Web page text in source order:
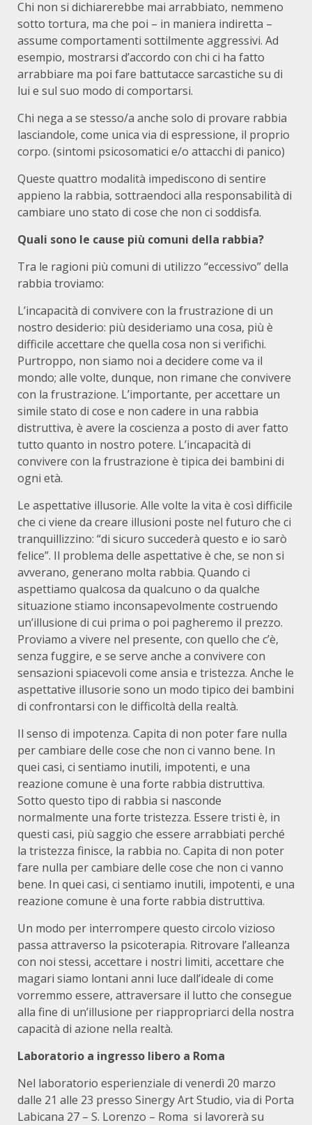
Chi non si dichiarerebbe mai arrabbiato, nemmeno
sotto tortura, ma che poi – in maniera indiretta –
assume comportamenti sottilmente aggressivi. Ad
esempio, mostrarsi d’accordo con chi ci ha fatto
arrabbiare ma poi fare battutacce sarcastiche su di
lui e sul suo modo di comportarsi.
Chi nega a se stesso/a anche solo di provare rabbia
lasciandole, come unica via di espressione, il proprio
corpo. (sintomi psicosomatici e/o attacchi di panico)
Queste quattro modalità impediscono di sentire
appieno la rabbia, sottraendoci alla responsabilità di
cambiare uno stato di cose che non ci soddisfa.
Quali sono le cause più comuni della rabbia?
Tra le ragioni più comuni di utilizzo “eccessivo” della
rabbia troviamo:
L’incapacità di convivere con la frustrazione di un
nostro desiderio: più desideriamo una cosa, più è
difficile accettare che quella cosa non si verifichi.
Purtroppo, non siamo noi a decidere come va il
mondo; alle volte, dunque, non rimane che convivere
con la frustrazione. L’importante, per accettare un
simile stato di cose e non cadere in una rabbia
distruttiva, è avere la coscienza a posto di aver fatto
tutto quanto in nostro potere. L’incapacità di
convivere con la frustrazione è tipica dei bambini di
ogni età.
Le aspettative illusorie. Alle volte la vita è così difficile
che ci viene da creare illusioni poste nel futuro che ci
tranquillizzino: “di sicuro succederà questo e io sarò
felice”. Il problema delle aspettative è che, se non si
avverano, generano molta rabbia. Quando ci
aspettiamo qualcosa da qualcuno o da qualche
situazione stiamo inconsapevolmente costruendo
un’illusione di cui prima o poi pagheremo il prezzo.
Proviamo a vivere nel presente, con quello che c’è,
senza fuggire, e se serve anche a convivere con
sensazioni spiacevoli come ansia e tristezza. Anche le
aspettative illusorie sono un modo tipico dei bambini
di confrontarsi con le difficoltà della realtà.
Il senso di impotenza. Capita di non poter fare nulla
per cambiare delle cose che non ci vanno bene. In
quei casi, ci sentiamo inutili, impotenti, e una
reazione comune è una forte rabbia distruttiva.
Sotto questo tipo di rabbia si nasconde
normalmente una forte tristezza. Essere tristi è, in
questi casi, più saggio che essere arrabbiati perché
la tristezza finisce, la rabbia no. Capita di non poter
fare nulla per cambiare delle cose che non ci vanno
bene. In quei casi, ci sentiamo inutili, impotenti, e una
reazione comune è una forte rabbia distruttiva.
Un modo per interrompere questo circolo vizioso
passa attraverso la psicoterapia. Ritrovare l’alleanza
con noi stessi, accettare i nostri limiti, accettare che
magari siamo lontani anni luce dall’ideale di come
vorremmo essere, attraversare il lutto che consegue
alla fine di un’illusione per riappropriarci della nostra
capacità di azione nella realtà.
Laboratorio a ingresso libero a Roma
Nel laboratorio esperienziale di venerdì 20 marzo
dalle 21 alle 23 presso Sinergy Art Studio, via di Porta
Labicana 27 – S. Lorenzo – Roma si lavorerà su